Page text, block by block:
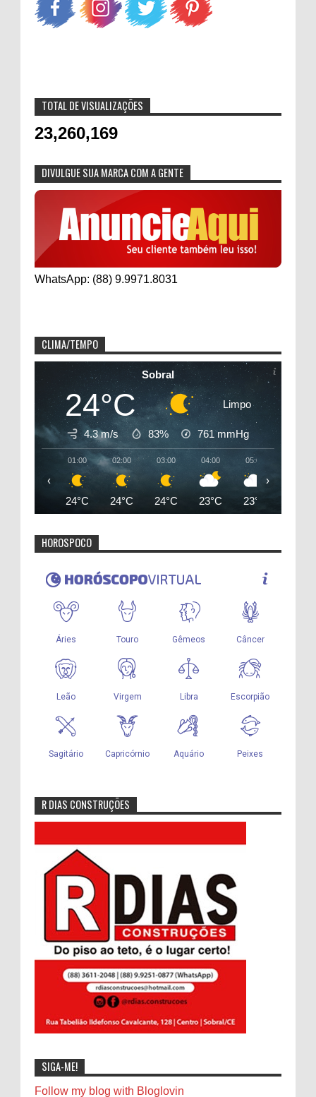
TOTAL DE VISUALIZAÇÕES
23,260,169
DIVULGUE SUA MARCA COM A GENTE
WhatsApp: (88) 9.9971.8031
CLIMA/TEMPO
Sobral
24°C Limpo
4.3 m/s 83% 761mmHg
01:00
24°C
02:00
24°C
03:00
24°C
04:00
23°C
05:00
23°C
‹ ›
HOROSPOCO
R DIAS CONSTRUÇÕES
SIGA-ME!
Follow my blog with Bloglovin